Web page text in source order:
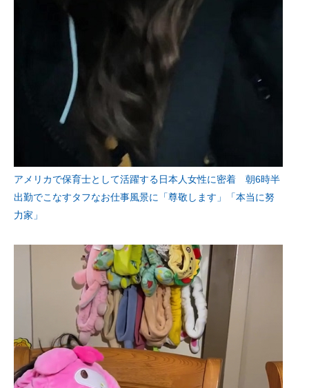
アメリカで保育士として活躍する日本人女性に密着 朝6時半
出勤でこなすタフなお仕事風景に「尊敬します」「本当に努
力家」